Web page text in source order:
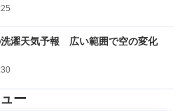
濯天気予報 広い範囲で空の変化
ー